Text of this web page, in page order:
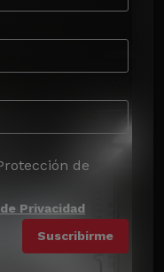
de
Privacidad